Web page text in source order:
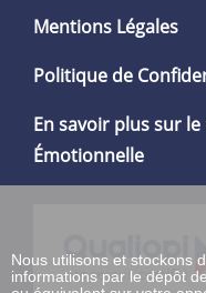
Nous utilisons et stockons
informations par le dépôt
Mentions Légales
Politique de
En savoir plus sur le
Émotionnelle